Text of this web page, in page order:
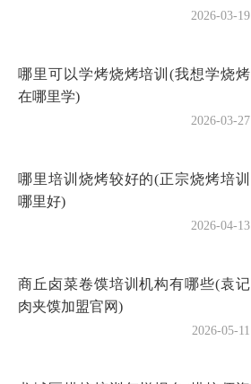
2026-03-19
哪里可以学烤烧烤培训(我想学烧烤
在哪里学)
2026-03-27
哪里培训烧烤较好的(正宗烧烤培训
哪里好)
2026-04-13
商丘卤菜卷馍培训机构有哪些(袁记
肉夹馍加盟官网)
2026-05-11